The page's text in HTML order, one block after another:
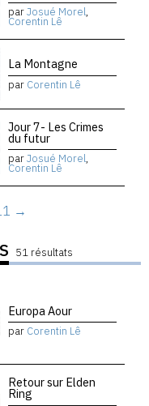
parJosué Morel,
Corentin Lê
La Montagne
par Corentin Lê
Jour 7- Les Crimes
du futur
parJosué Morel,
Corentin Lê
→
51 résultats
Europa Aour
par Corentin Lê
Retour sur Elden
Ring